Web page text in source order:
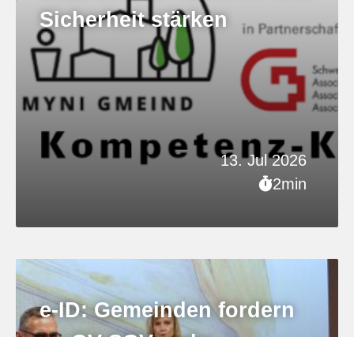
13. Jul 2026
2min
Sicherheit stärken
e-ID: Gemeinden fordern